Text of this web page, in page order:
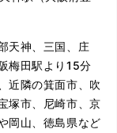
天神、三国、庄
梅田駅より15分
近隣の箕面市、吹
塚市、尼崎市、京
岡山、徳島県など